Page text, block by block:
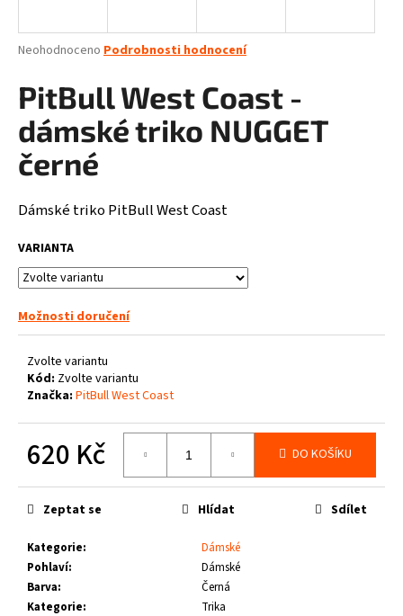
Průměrné
produktu
je
0,0
z
5
hvězdiček.
Neohodnoceno Podrobnosti hodnocení
PitBull West Coast -
dámské triko NUGGET
černé
Dámské triko PitBull West Coast
VARIANTA
Možnosti doručení
Zvolte variantu
Kód: Zvolte variantu
Značka: PitBull West Coast
620 Kč
cena:
DO KOŠÍKU
Kategorie:
Dámské
Pohlaví:
Dámské
Barva:
Černá
Kategorie:
Trika
Zeptat se Hlídat Sdílet
j
t
?
HLEDAT
D
o
p
u
u
m
THOR
STEINAR
TRIKO